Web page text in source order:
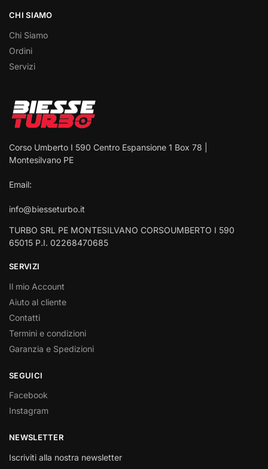
CHI SIAMO
Chi Siamo
Ordini
Servizi
Corso Umberto I 590 Centro Espansione 1 Box 78 |
Montesilvano PE
Email:
info@biesseturbo.it
TURBO SRL PE MONTESILVANO CORSOUMBERTO I 590
65015 P.I. 02268470685
SERVIZI
Il mio Account
Aiuto al cliente
Contatti
Termini e condizioni
Garanzia e Spedizioni
SEGUICI
Facebook
Instagram
NEWSLETTER
Iscriviti alla nostra newsletter